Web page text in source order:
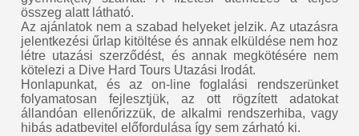
összeg alatt látható.
Az ajánlatok nem a szabad helyeket jelzik. Az utazásra
jelentkezési űrlap kitöltése és annak elküldése nem hoz
létre utazási szerződést, és annak megkötésére nem
kötelezi a Dive Hard Tours Utazási Irodát.
Honlapunkat, és az on-line foglalási rendszerünket
folyamatosan fejlesztjük, az ott rögzített adatokat
állandóan ellenőrizzük, de alkalmi rendszerhiba, vagy
hibás adatbevitel előfordulása így sem zárható ki.